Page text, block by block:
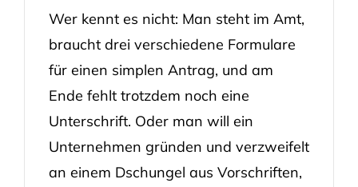
Wer kennt es nicht: Man steht im Amt,
braucht drei verschiedene Formulare
für einen simplen Antrag, und am
Ende fehlt trotzdem noch eine
Unterschrift. Oder man will ein
Unternehmen gründen und verzweifelt
an einem Dschungel aus Vorschriften,